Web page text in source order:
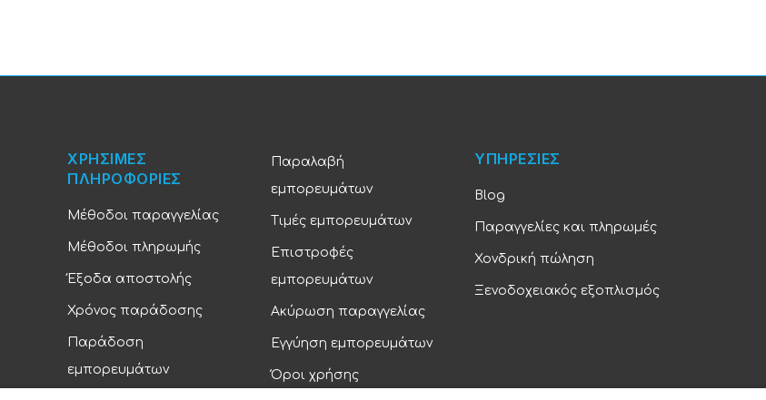
ΧΡΗΣΙΜΕΣ
ΠΛΗΡΟΦΟΡΙΕΣ
Μέθοδοι παραγγελίας
Μέθοδοι πληρωμής
Έξοδα αποστολής
Χρόνος παράδοσης
Παράδοση
εμπορευμάτων
Παραλαβή
εμπορευμάτων
Τιμές εμπορευμάτων
Επιστροφές
εμπορευμάτων
Ακύρωση παραγγελίας
Εγγύηση εμπορευμάτων
Όροι χρήσης
ΥΠΗΡΕΣΙΕΣ
Blog
Παραγγελίες και πληρωμές
Χονδρική πώληση
Ξενοδοχειακός εξοπλισμός